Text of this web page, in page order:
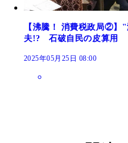
【沸騰！ 消費税政局②】
夫!? 石破自民の皮算用
2025年05月25日 08:00